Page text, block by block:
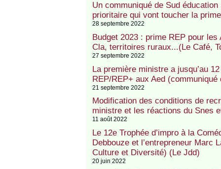
Un communiqué de Sud
prioritaire qui vont toucher la
28 septembre 2022
Budget 2023 : prime REP pour
Cla, territoires ruraux...(Le Café,
27 septembre 2022
La première ministre a jusqu’au
REP/REP+ aux Aed (communiqué
21 septembre 2022
Modification des conditions de
ministre et les réactions du Snes
11 août 2022
Le 12e Trophée d’impro à la
Debbouze et l’entrepreneur Marc
Culture et Diversité) (Le Jdd)
20 juin 2022